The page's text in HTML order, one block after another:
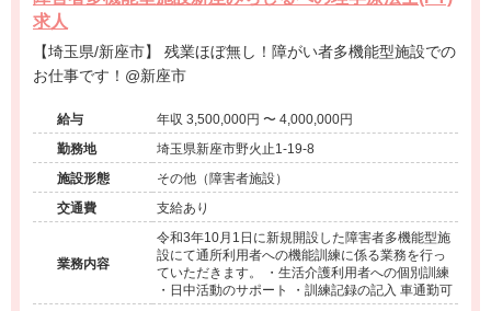
求人
【埼玉県/新座市】 残業ほぼ無し！障がい者多機能型施設での
お仕事です！@新座市
給与
年収 3,500,000円 〜 4,000,000円
勤務地
埼玉県新座市野火止1-19-8
施設形態
その他（障害者施設）
交通費
支給あり
業務内容
令和3年10月1日に新規開設した障害者多機能型施
設にて通所利用者への機能訓練に係る業務を行っ
ていただきます。 ・生活介護利用者への個別訓練
・日中活動のサポート ・訓練記録の記入 車通勤可